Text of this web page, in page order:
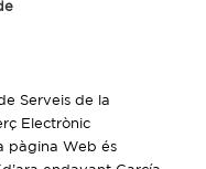
Serveis de la
Electrònic
pàgina Web és